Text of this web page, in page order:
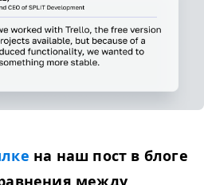
на наш пост в блоге